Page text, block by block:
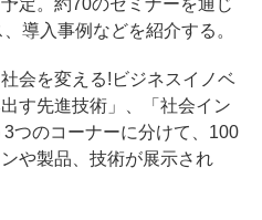
導入事例などを紹介する。
会を変える!ビジネスイノベ
す先進技術」、「社会イン
つのコーナーに分けて、100
や製品、技術が展示され